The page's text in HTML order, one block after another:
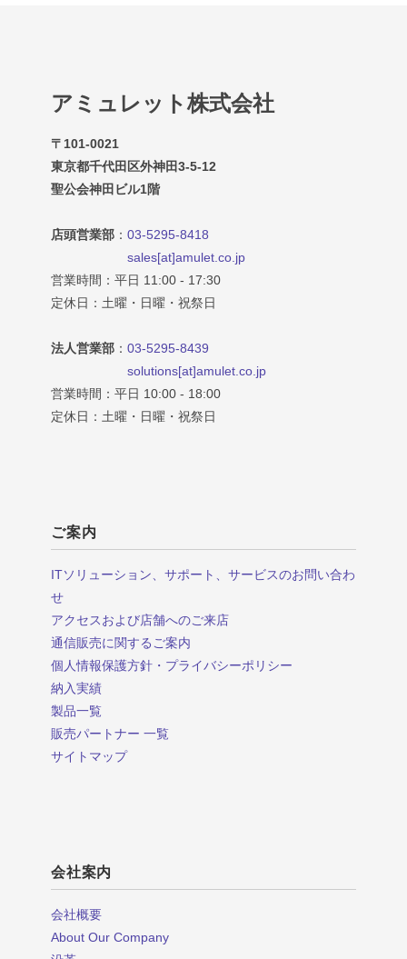
アミュレット株式会社
〒101-0021
東京都千代田区外神田3-5-12
聖公会神田ビル1階
店頭営業部 ： 03-5295-8418
sales[at]amulet.co.jp
営業時間：平日 11:00 - 17:30
定休日：土曜・日曜・祝祭日
法人営業部 ： 03-5295-8439
solutions[at]amulet.co.jp
営業時間：平日 10:00 - 18:00
定休日：土曜・日曜・祝祭日
ご案内
ITソリューション、サポート、サービスのお問い合わ
せ
アクセスおよび店舗へのご来店
通信販売に関するご案内
個人情報保護方針・プライバシーポリシー
納入実績
製品一覧
販売パートナー 一覧
サイトマップ
会社案内
会社概要
About Our Company